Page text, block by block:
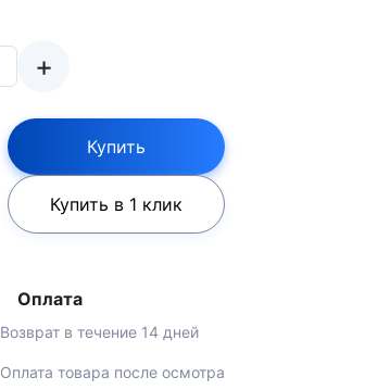
+
Купить
Купить в 1 клик
Оплата
Возврат в течение 14 дней
Оплата товара после осмотра